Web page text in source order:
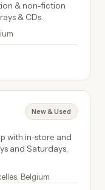
& non-fiction
& CDs.
New & Used
with in-store and
and Saturdays,
Belgium